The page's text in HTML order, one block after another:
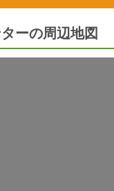
ーの周辺地図